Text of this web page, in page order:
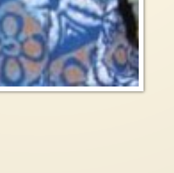
Italia , 85